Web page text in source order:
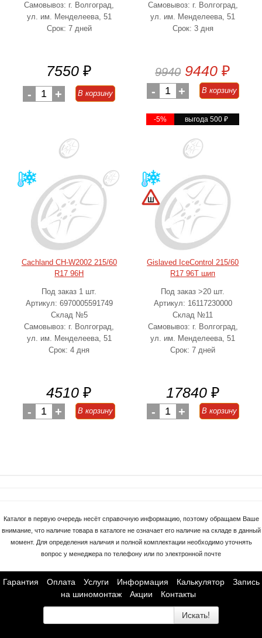
Самовывоз: г. Волгоград,
ул. им. Менделеева, 51
Срок: 7 дней
7550 ₽
- 1 + В корзину
Самовывоз: г. Волгоград,
ул. им. Менделеева, 51
Срок: 3 дня
9940 9440 ₽
- 1 + В корзину
-5% выгода 500₽
Cachland CH-W2002 215/60
R17 96H
Под заказ 1 шт.
Артикул: 6970005591749
Склад №5
Самовывоз: г. Волгоград,
ул. им. Менделеева, 51
Срок: 4 дня
4510 ₽
- 1 + В корзину
Gislaved IceControl 215/60
R17 96T шип
Под заказ >20 шт.
Артикул: 16117230000
Склад №11
Самовывоз: г. Волгоград,
ул. им. Менделеева, 51
Срок: 7 дней
17840 ₽
- 1 + В корзину
Каталог в первую очередь несёт справочную информацию, поэтому обращаем Ваше
внимание, что наличие товара в каталоге не означает его наличие на складе в данный
момент. Для определения наличия и полной комплектации необходимо уточнять
вопрос у менеджера по телефону или по электронной почте
Гарантия Оплата Услуги Информация Калькулятор
Запись
на шиномонтаж
Акции Контакты
Искать!